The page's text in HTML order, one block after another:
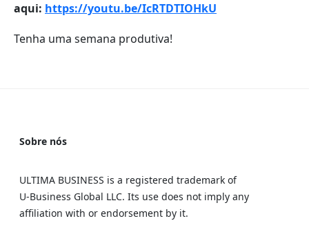
aqui: https://youtu.be/IcRTDTIOHkU
Tenha uma semana produtiva!
Sobre nós
ULTIMA BUSINESS is a registered trademark of
U‑Business Global LLC. Its use does not imply any
affiliation with or endorsement by it.